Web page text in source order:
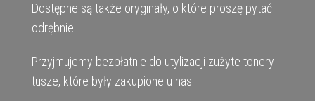
Dostępne są także oryginały, o które proszę pytać
odrębnie.
Przyjmujemy bezpłatnie do utylizacji zużyte tonery i
tusze, które były zakupione u nas.